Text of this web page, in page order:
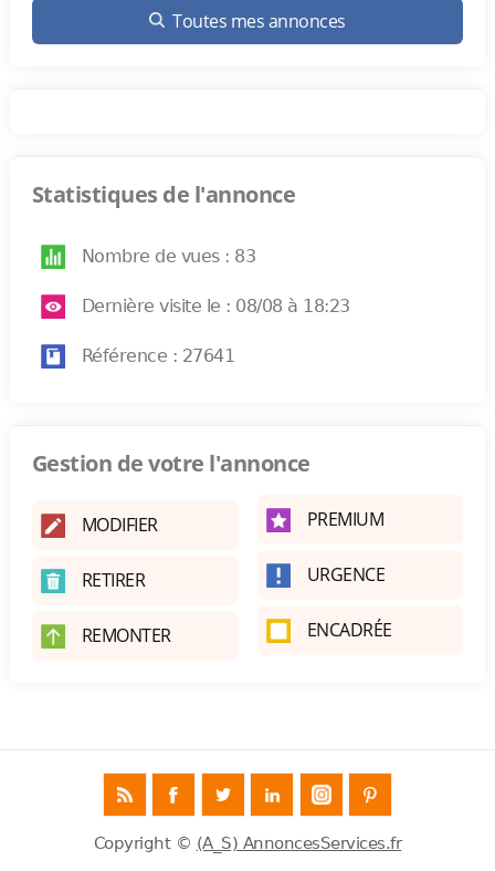
Toutes mes annonces
Statistiques de l'annonce
Nombre de vues : 83
Dernière visite le : 08/08 à 18:23
Référence : 27641
Gestion de votre l'annonce
MODIFIER
RETIRER
REMONTER
PREMIUM
URGENCE
ENCADRÉE
Copyright © (A_S) AnnoncesServices.fr